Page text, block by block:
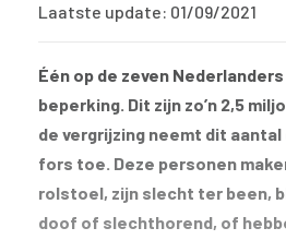
Laatste update: 01/09/2021
Één op de zeven
beperking. Dit zijn zo’n 2,5
de vergrijzing neemt dit
fors toe. Deze personen
rolstoel, zijn slecht ter been,
doof of slechthorend, of